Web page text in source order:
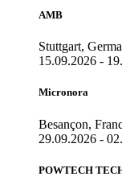
AMB
Stuttgart,
15.09.2026 -
Micronora
Besançon,
29.09.2026 -
POWTECH